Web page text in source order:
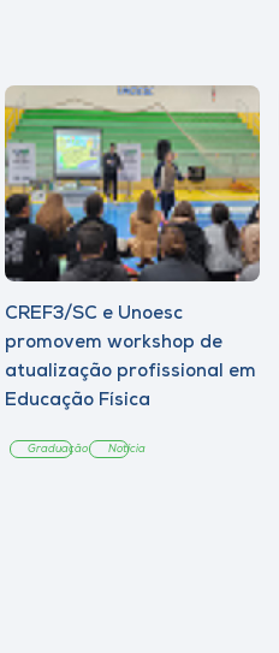
CREF3/SC e Unoesc
promovem workshop de
atualização profissional em
Educação Física
Graduação Notícia